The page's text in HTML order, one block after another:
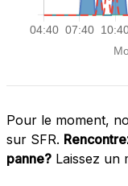
Pour le moment,
sur SFR.
panne? Laissez un